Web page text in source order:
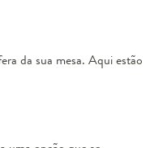
da sua mesa. Aqui estão